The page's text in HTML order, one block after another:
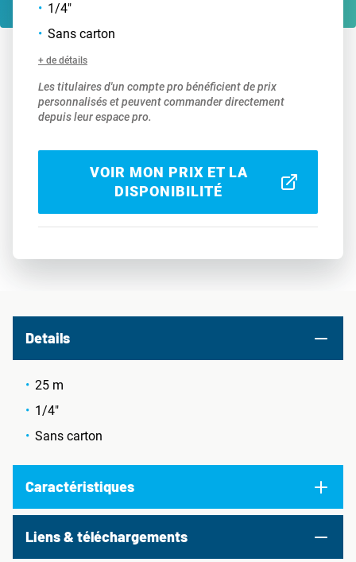
1/4"
Sans carton
+ de détails
Les titulaires d'un compte pro bénéficient de prix
personnalisés et peuvent commander directement
depuis leur espace pro.
VOIR MON PRIX ET LA
DISPONIBILITÉ
Details
25 m
1/4"
Sans carton
Caractéristiques
Liens & téléchargements